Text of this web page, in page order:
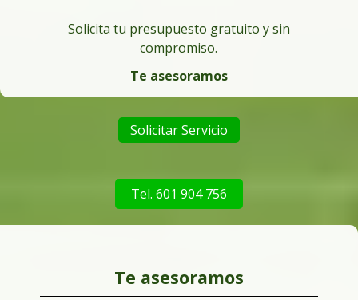
Solicita tu presupuesto gratuito y sin
compromiso.
Te asesoramos
Solicitar Servicio
Tel. 601 904 756
Te asesoramos